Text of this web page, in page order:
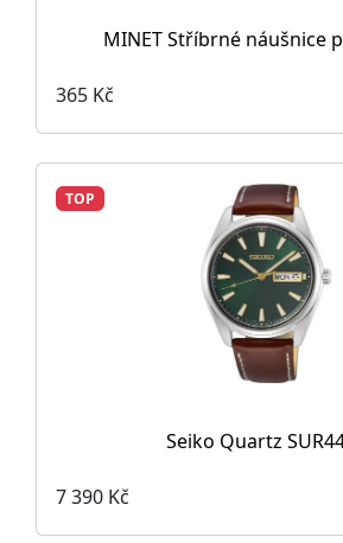
MINET Stříbrné náušnice
365 Kč
TOP
Seiko Quartz
7 390 Kč